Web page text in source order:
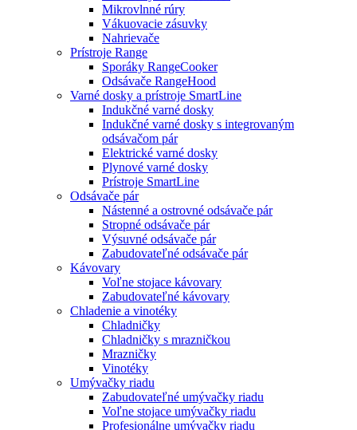
Mikrovlnné rúry
Vákuovacie zásuvky
Nahrievače
Prístroje Range
Sporáky RangeCooker
Odsávače RangeHood
Varné dosky a prístroje SmartLine
Indukčné varné dosky
Indukčné varné dosky s integrovaným
odsávačom pár
Elektrické varné dosky
Plynové varné dosky
Prístroje SmartLine
Odsávače pár
Nástenné a ostrovné odsávače pár
Stropné odsávače pár
Výsuvné odsávače pár
Zabudovateľné odsávače pár
Kávovary
Voľne stojace kávovary
Zabudovateľné kávovary
Chladenie a vinotéky
Chladničky
Chladničky s mrazničkou
Mrazničky
Vinotéky
Umývačky riadu
Zabudovateľné umývačky riadu
Voľne stojace umývačky riadu
Profesionálne umývačky riadu